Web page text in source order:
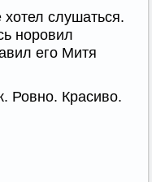
слушаться.
норовил
его Митя
Ровно. Красиво.